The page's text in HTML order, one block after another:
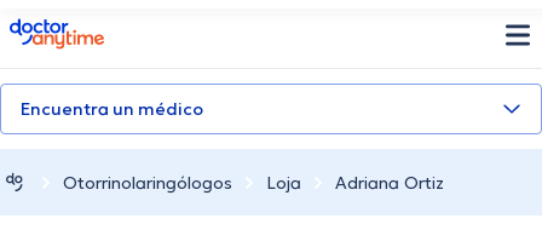
doctoranytime
Encuentra un médico
Otorrinolaringólogos Loja Adriana Ortiz